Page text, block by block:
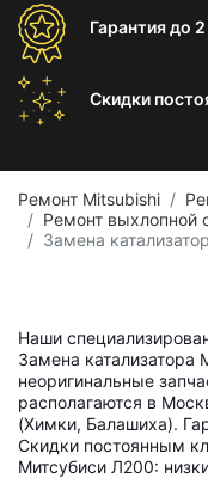
Гарантиядо 2
Скидки
Ремонт Mitsubishi
Ремонт выхлопной
Замена
Наши
Замена катализатора
неоригинальные
располагаются в
(Химки, Балашиха).
Скидки постоянным
Митсубиси Л200: